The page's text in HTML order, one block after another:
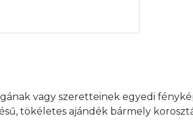
vagy szeretteinek egyedi
tökéletes ajándék bármely